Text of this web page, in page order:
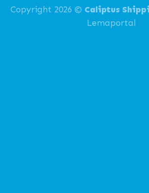
Copyright 2026 © Caliptus
Lemaportal